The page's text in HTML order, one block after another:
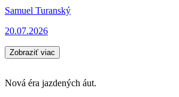
Samuel Turanský
20.07.2026
Zobraziť viac
Nová éra jazdených áut.